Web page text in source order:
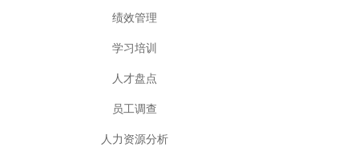
绩效管理
学习培训
人才盘点
员工调查
人力资源分析